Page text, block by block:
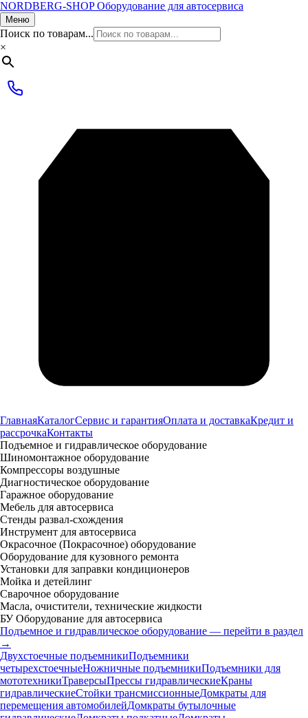
NORDBERG-SHOP Оборудование для автосервиса
Меню
Поиск по товарам...
×
ГлавнаяКаталогСервис и гарантияОплата и доставкаКредит и
рассрочкаКонтакты
Подъемное и гидравлическое оборудование
Шиномонтажное оборудование
Компрессоры воздушные
Диагностическое оборудование
Гаражное оборудование
Мебель для автосервиса
Стенды развал-схождения
Инструмент для автосервиса
Окрасочное (Покрасочное) оборудование
Оборудование для кузовного ремонта
Установки для заправки кондиционеров
Мойка и детейлинг
Сварочное оборудование
Масла, очистители, технические жидкости
БУ Оборудование для автосервиса
Подъемное и гидравлическое оборудование — перейти в раздел
→
Двухстоечные подъемникиПодъемники
четырехстоечныеНожничные подъемникиПодъемники для
мототехникиТраверсыПрессы гидравлическиеКраны
гидравлическиеСтойки трансмиссионныеДомкраты для
перемещения автомобилейДомкраты бутылочные